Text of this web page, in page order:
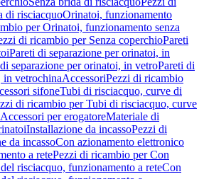
di risciacquoOrinatoi, funzionamento
per Orinatoi, funzionamento senza
di ricambio per Senza coperchioPareti
Pareti di separazione per orinatoi, in
separazione per orinatoi, in vetroPareti di
in vetrochinaAccessoriPezzi di ricambio
sifoneTubi di risciacquo, curve di
di ricambio per Tubi di risciacquo, curve
Accessori per erogatoreMateriale di
Installazione da incassoPezzi di
da incassoCon azionamento elettronico
a retePezzi di ricambio per Con
risciacquo, funzionamento a reteCon